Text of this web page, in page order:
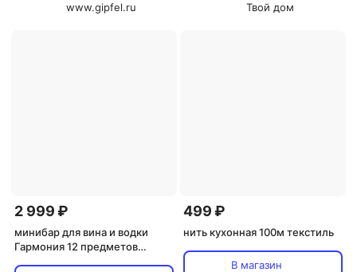
www.gipfel.ru
Твой дом
2 999 ₽
минибар для вина и водки
Гармония 12 предметов
499 ₽
нить кухонная 100м текстиль
В магазин